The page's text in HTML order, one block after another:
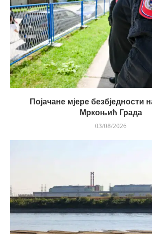
Појачане мјере безбједности
Мркоњић Града
03/08/2026